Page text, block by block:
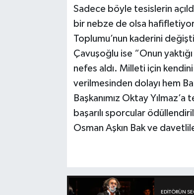
Sadece böyle tesislerin
bir nebze de olsa
Toplumu’nun kaderini
Çavuşoğlu ise “Onun
nefes aldı. Milleti için
verilmesinden dolayı hem
Başkanımız Oktay
başarılı sporcular
Osman Aşkın Bak ve
EDITÖRÜN